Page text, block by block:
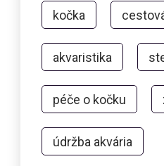
kočka
akvaristika
péče o kočku
údržba akvária